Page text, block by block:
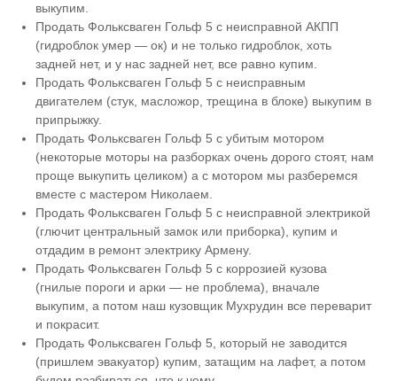
выкупим.
Продать Фольксваген Гольф 5 с неисправной АКПП
(гидроблок умер — ок) и не только гидроблок, хоть
задней нет, и у нас задней нет, все равно купим.
Продать Фольксваген Гольф 5 с неисправным
двигателем (стук, масложор, трещина в блоке) выкупим в
припрыжку.
Продать Фольксваген Гольф 5 с убитым мотором
(некоторые моторы на разборках очень дорого стоят, нам
проще выкупить целиком) а с мотором мы разберемся
вместе с мастером Николаем.
Продать Фольксваген Гольф 5 с неисправной электрикой
(глючит центральный замок или приборка), купим и
отдадим в ремонт электрику Армену.
Продать Фольксваген Гольф 5 с коррозией кузова
(гнилые пороги и арки — не проблема), вначале
выкупим, а потом наш кузовщик Мухрудин все переварит
и покрасит.
Продать Фольксваген Гольф 5, который не заводится
(пришлем эвакуатор) купим, затащим на лафет, а потом